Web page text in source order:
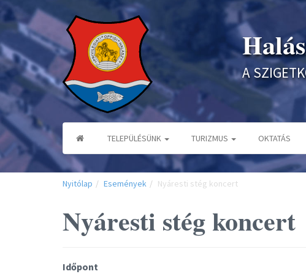
A
TELEPÜLÉSÜNK TURIZMUS OKTATÁS
Nyitólap Események Nyáresti stég koncert
Nyáresti stég koncert
Időpont